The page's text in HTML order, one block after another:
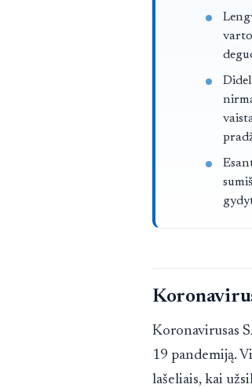
Koronavirusas
19 pandemiją.
lašeliais, kai